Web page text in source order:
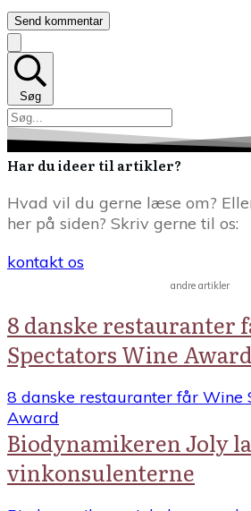
Send kommentar
Søg
Har du ideer til artikler?
Hvad vil du gerne læse om?
her på siden? Skriv gerne til os:
kontakt os
andre artikler
8 danske restauranter
Spectators Wine Award
8 danske restauranter får Wine
Award
Biodynamikeren Joly
vinkonsulenterne